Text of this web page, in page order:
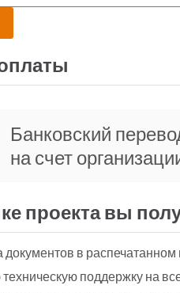
Банковский
на счет
проекта вы
документов в распечатанном
поддержку на